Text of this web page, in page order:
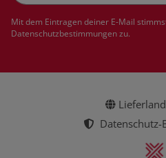
Mit dem Eintragen deiner E-Mail
Datenschutzbestimmungenzu.
Datenschutz-